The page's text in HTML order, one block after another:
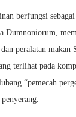
berfungsi
Dumnoniorum,
peralatan makan
terlihat pada
“pemecah